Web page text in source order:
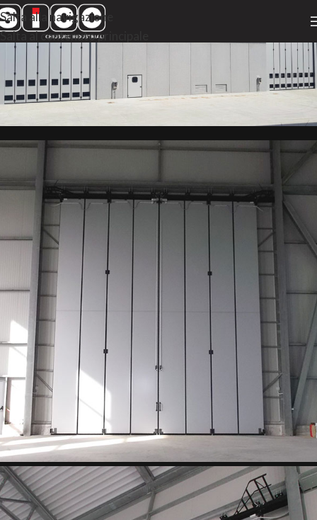
Salta alla navigazione
Salta al contenuto principale